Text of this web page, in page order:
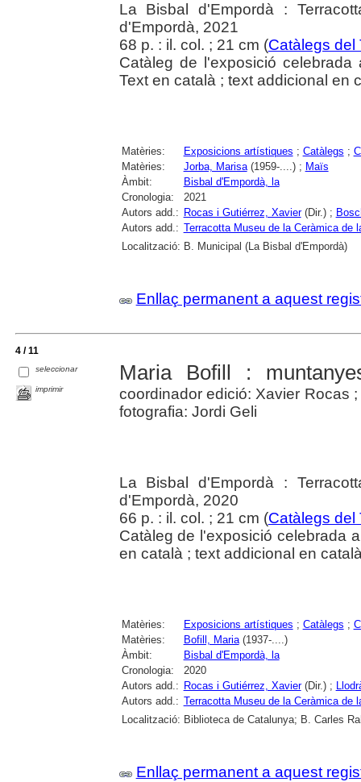
La Bisbal d'Empordà :
d'Empordà, 2021
68 p. : il. col. ; 21 cm (Catàlegs del
Catàleg de l'exposició
Text en català ; text addicional en
Matèries: Exposicions artístiques ; Catàlegs ;
Matèries:
Jorba, Marisa(1959-....) ; Maïs
Àmbit:
Bisbal d'Empordà, la
Cronologia:
2021
Autors add.: Rocas i Gutiérrez, Xavier(Dir.) ;
Autors add.: Terracotta Museu de la Ceràmica de
Localització: B. Municipal (La Bisbal d'Empordà)
Enllaç permanent a aquest
4 / 11
seleccionar
imprimir
Maria Bofill :
coordinador edició: Xavier Rocas
fotografia: Jordi Geli
La Bisbal d'Empordà :
d'Empordà, 2020
66 p. : il. col. ; 21 cm (Catàlegs del
Catàleg de l'exposició celebrada
en català ; text addicional en
Matèries: Exposicions artístiques ; Catàlegs ;
Matèries:
Bofill, Maria(1937-....)
Àmbit:
Bisbal d'Empordà, la
Cronologia:
2020
Autors add.: Rocas i Gutiérrez, Xavier(Dir.) ;
Autors add.: Terracotta Museu de la Ceràmica de
Localització: Biblioteca de Catalunya; B. Carles
Enllaç permanent a aquest